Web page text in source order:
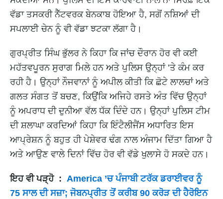
ਵੱਡਾ ਤਸਕਰੀ ਨੈੱਟਵਰਕ ਬੇਨਕਾਬ ਹੋਇਆ ਹੈ, ਸਗੋਂ ਨਸ਼ਿਆਂ ਦੀ
ਸਪਲਾਈ ਚੇਨ ਨੂੰ ਵੀ ਵੱਡਾ ਝਟਕਾ ਲੱਗਾ ਹੈ।
ਗੁਰਪ੍ਰੀਤ ਸਿੰਘ ਭੁੱਲਰ ਨੇ ਕਿਹਾ ਕਿ ਜਾਂਚ ਦੌਰਾਨ ਹੋਰ ਵੀ ਕਈ
ਮਹੱਤਵਪੂਰਨ ਸੁਰਾਗ ਮਿਲੇ ਹਨ ਅਤੇ ਪੁਲਿਸ ਉਨ੍ਹਾਂ ’ਤੇ ਕੰਮ ਕਰ
ਰਹੀ ਹੈ। ਉਨ੍ਹਾਂ ਨੌਜਵਾਨਾਂ ਨੂੰ ਅਪੀਲ ਕੀਤੀ ਕਿ ਛੋਟੇ ਲਾਲਚਾਂ ਅਤੇ
ਗਲਤ ਸੰਗਤ ਤੋਂ ਬਚਣ, ਕਿਉਂਕਿ ਅਜਿਹੇ ਰਸਤੇ ਅੰਤ ਵਿੱਚ ਉਨ੍ਹਾਂ
ਨੂੰ ਅਪਰਾਧ ਦੀ ਦੁਨੀਆ ਵੱਲ ਧੱਕ ਦਿੰਦੇ ਹਨ। ਉਨ੍ਹਾਂ ਪੁਲਿਸ ਟੀਮ
ਦੀ ਸ਼ਲਾਘਾ ਕਰਦਿਆਂ ਕਿਹਾ ਕਿ ਇੰਟੈਲੀਜੈਂਸ ਅਧਾਰਿਤ ਇਸ
ਆਪ੍ਰੇਸ਼ਨ ਨੂੰ ਬਹੁਤ ਹੀ ਪੇਸ਼ੇਵਰ ਢੰਗ ਨਾਲ ਅੰਜਾਮ ਦਿੱਤਾ ਗਿਆ ਹੈ
ਅਤੇ ਆਉਣ ਵਾਲੇ ਦਿਨਾਂ ਵਿੱਚ ਹੋਰ ਵੀ ਵੱਡੇ ਖੁਲਾਸੇ ਹੋ ਸਕਦੇ ਹਨ।
ਇਹ ਵੀ ਪੜ੍ਹੋ : America ’ਚ ਪੰਜਾਬੀ ਟਰੱਕ ਡਰਾਈਵਰ ਨੂੰ
75 ਸਾਲ ਦੀ ਸਜ਼ਾ; ਜੋਬਨਪ੍ਰੀਤ ਤੋਂ ਕਰੀਬ 90 ਕਰੋੜ ਦੀ ਹੈਰੋਇਨ